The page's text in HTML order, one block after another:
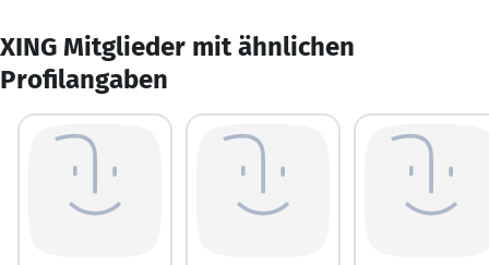
XING Mitglieder mit ähnlichen
Profilangaben